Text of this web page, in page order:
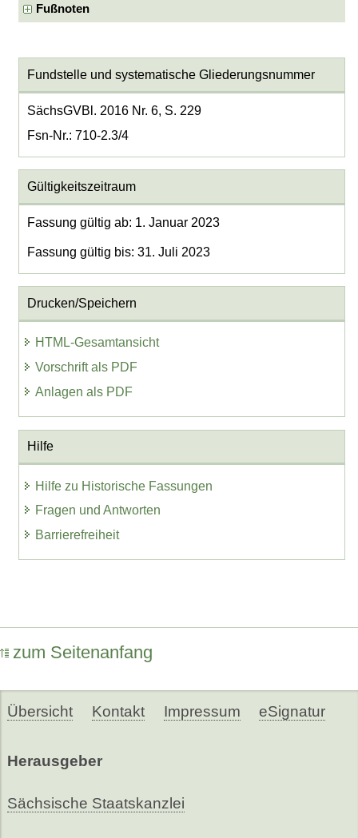
Fußnoten
Fundstelle und systematische Gliederungsnummer
SächsGVBl. 2016 Nr. 6, S. 229
Fsn-Nr.: 710-2.3/4
Gültigkeitszeitraum
Fassung gültig ab: 1. Januar 2023
Fassung gültig bis: 31. Juli 2023
Drucken/Speichern
HTML-Gesamtansicht
Vorschrift als PDF
Anlagen als PDF
Hilfe
Hilfe zu Historische Fassungen
Fragen und Antworten
Barrierefreiheit
zum Seitenanfang
Übersicht Kontakt Impressum eSignatur
Herausgeber
Sächsische Staatskanzlei